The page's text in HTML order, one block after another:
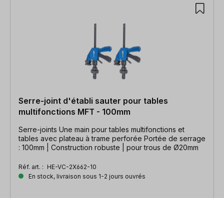
Serre-joint d'établi sauter pour tables
multifonctions MFT - 100mm
Serre-joints Une main pour tables multifonctions et
tables avec plateau à trame perforée Portée de serrage
: 100mm | Construction robuste | pour trous de Ø20mm
Réf. art. : HE-VC-2X662-10
En stock, livraison sous 1-2 jours ouvrés